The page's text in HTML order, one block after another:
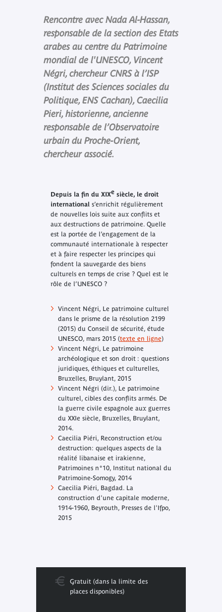
Rencontre avec Nada Al-Hassan,
responsable de la section des Etats
arabes au centre du Patrimoine
mondial de l'UNESCO, Vincent
Négri, chercheur CNRS à l’ISP
(Institut des Sciences sociales du
Politique, ENS Cachan), Caecilia
Pieri, historienne, ancienne
responsable de l’Observatoire
urbain du Proche-Orient,
chercheur associé.
Depuis la fin du XIXesiècle, le droit
internationals’enrichit régulièrement
de nouvelles lois suite aux conflits et
aux destructions de patrimoine. Quelle
est la portée de l’engagement de la
communauté internationale à respecter
et à faire respecter les principes qui
fondent la sauvegarde des biens
culturels en temps de crise ? Quel est le
rôle de l’UNESCO ?
Vincent Négri, Le patrimoine culturel
dans le prisme de la résolution 2199
(2015) du Conseil de sécurité, étude
UNESCO, mars 2015 (texte en ligne)
Vincent Négri, Le patrimoine
archéologique et son droit : questions
juridiques, éthiques et culturelles,
Bruxelles, Bruylant, 2015
Vincent Négri (dir.), Le patrimoine
culturel, cibles des conflits armés. De
la guerre civile espagnole aux guerres
du XXIe siècle, Bruxelles, Bruylant,
2014.
Caecilia Piéri, Reconstruction et/ou
destruction: quelques aspects de la
réalité libanaise et irakienne,
Patrimoines n°10, Institut national du
Patrimoine-Somogy, 2014
Caecilia Piéri, Bagdad. La
construction d'une capitale moderne,
1914-1960, Beyrouth, Presses de l'Ifpo,
2015
Gratuit (dans la limite des
places disponibles)